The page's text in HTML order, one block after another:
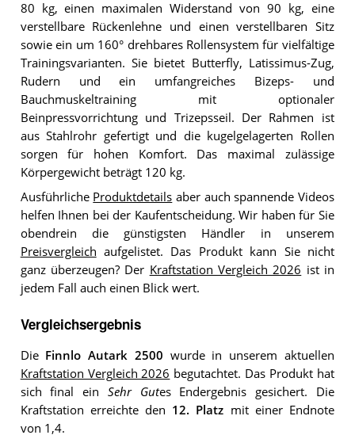
80 kg, einen maximalen Widerstand von 90 kg, eine
verstellbare Rückenlehne und einen verstellbaren Sitz
sowie ein um 160° drehbares Rollensystem für vielfältige
Trainingsvarianten. Sie bietet Butterfly, Latissimus-Zug,
Rudern und ein umfangreiches Bizeps- und
Bauchmuskeltraining mit optionaler
Beinpressvorrichtung und Trizepsseil. Der Rahmen ist
aus Stahlrohr gefertigt und die kugelgelagerten Rollen
sorgen für hohen Komfort. Das maximal zulässige
Körpergewicht beträgt 120 kg.
Ausführliche Produktdetails aber auch spannende Videos
helfen Ihnen bei der Kaufentscheidung. Wir haben für Sie
obendrein die günstigsten Händler in unserem
Preisvergleich aufgelistet. Das Produkt kann Sie nicht
ganz überzeugen? Der Kraftstation Vergleich 2026 ist in
jedem Fall auch einen Blick wert.
Vergleichsergebnis
Die Finnlo Autark 2500 wurde in unserem aktuellen
Kraftstation Vergleich 2026 begutachtet. Das Produkt hat
sich final ein Sehr Gutes Endergebnis gesichert. Die
Kraftstation erreichte den 12. Platz mit einer Endnote
von 1,4.